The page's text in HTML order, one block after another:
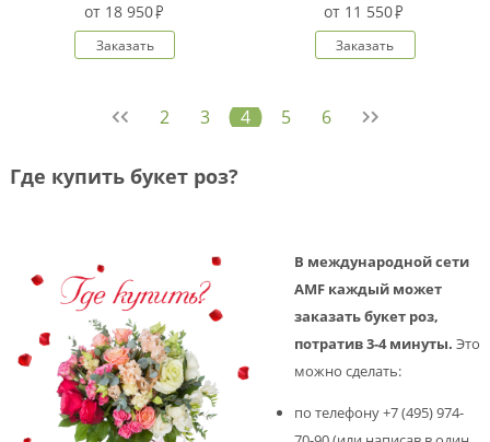
от 18 950
Заказать
от 11 550
Заказать
2 3 4 5 6
Где купить букет роз?
В международной сети
AMF каждый может
заказать букет роз,
потратив 3-4 минуты. Это
можно сделать:
по телефону +7 (495) 974-